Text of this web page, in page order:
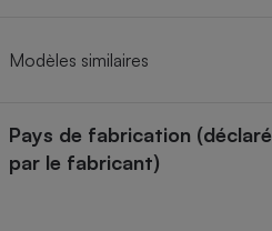
Modèles similaires
Pays de fabrication (déclaré
par le fabricant)